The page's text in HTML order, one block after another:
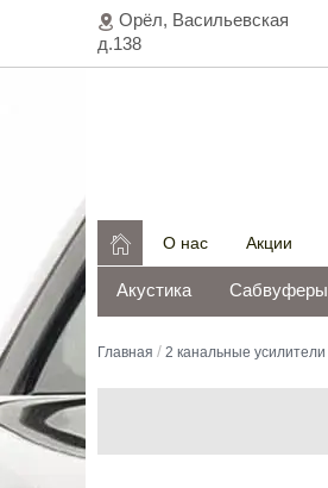
Орёл, Васильeвская
д.138
 О нас Акции
Акустика Сабвуферы
Главная / 2 канальные усилители